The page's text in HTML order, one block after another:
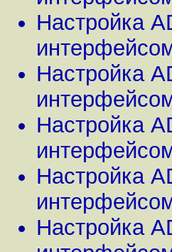
Настройка
Настройка
Настройка
Настройка
Настройка